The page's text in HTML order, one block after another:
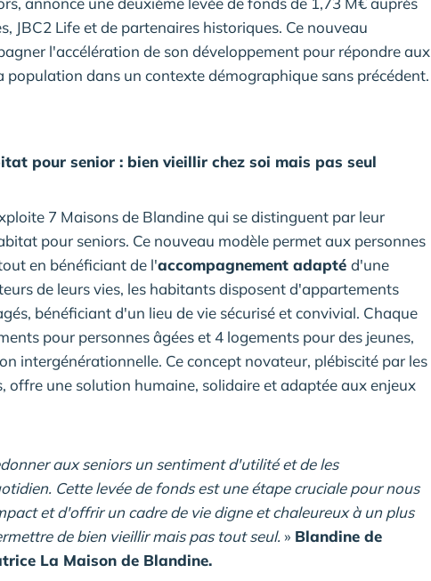
JBC2 Life et de partenaires historiques. Ce nouveau
l'accélération de son développement pour répondre aux
population dans un contexte démographique sans précédent.
pour senior : bien vieillir chez soi mais pas seul
7 Maisons de Blandine qui se distinguent par leur
pour seniors. Ce nouveau modèle permet aux personnes
en bénéficiant de l'accompagnement adapté d'une
de leurs vies, les habitants disposent d'appartements
bénéficiant d'un lieu de vie sécurisé et convivial. Chaque
pour personnes âgées et 4 logements pour des jeunes,
intergénérationnelle. Ce concept novateur, plébiscité par les
offre une solution humaine, solidaire et adaptée aux enjeux
aux seniors un sentiment d'utilité et de les
Cette levée de fonds est une étape cruciale pour nous
et d'offrir un cadre de vie digne et chaleureux à un plus
de bien vieillir mais pas tout seul.» Blandine de
La Maison de Blandine.